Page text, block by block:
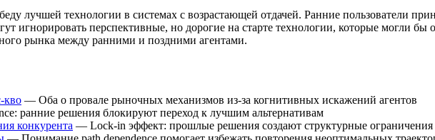
лучшей технологии в системах с возрастающей отдачей. Ранние пользователи
игнорировать перспективные, но дорогие на старте технологии, которые могли
рынка между ранними и поздними агентами.
кво — Оба о провале рыночных механизмов из-за когнитивных искажений агентов
ранние решения блокируют переход к лучшим альтернативам
конкурента — Lock-in эффект: прошлые решения создают структурные ограничения